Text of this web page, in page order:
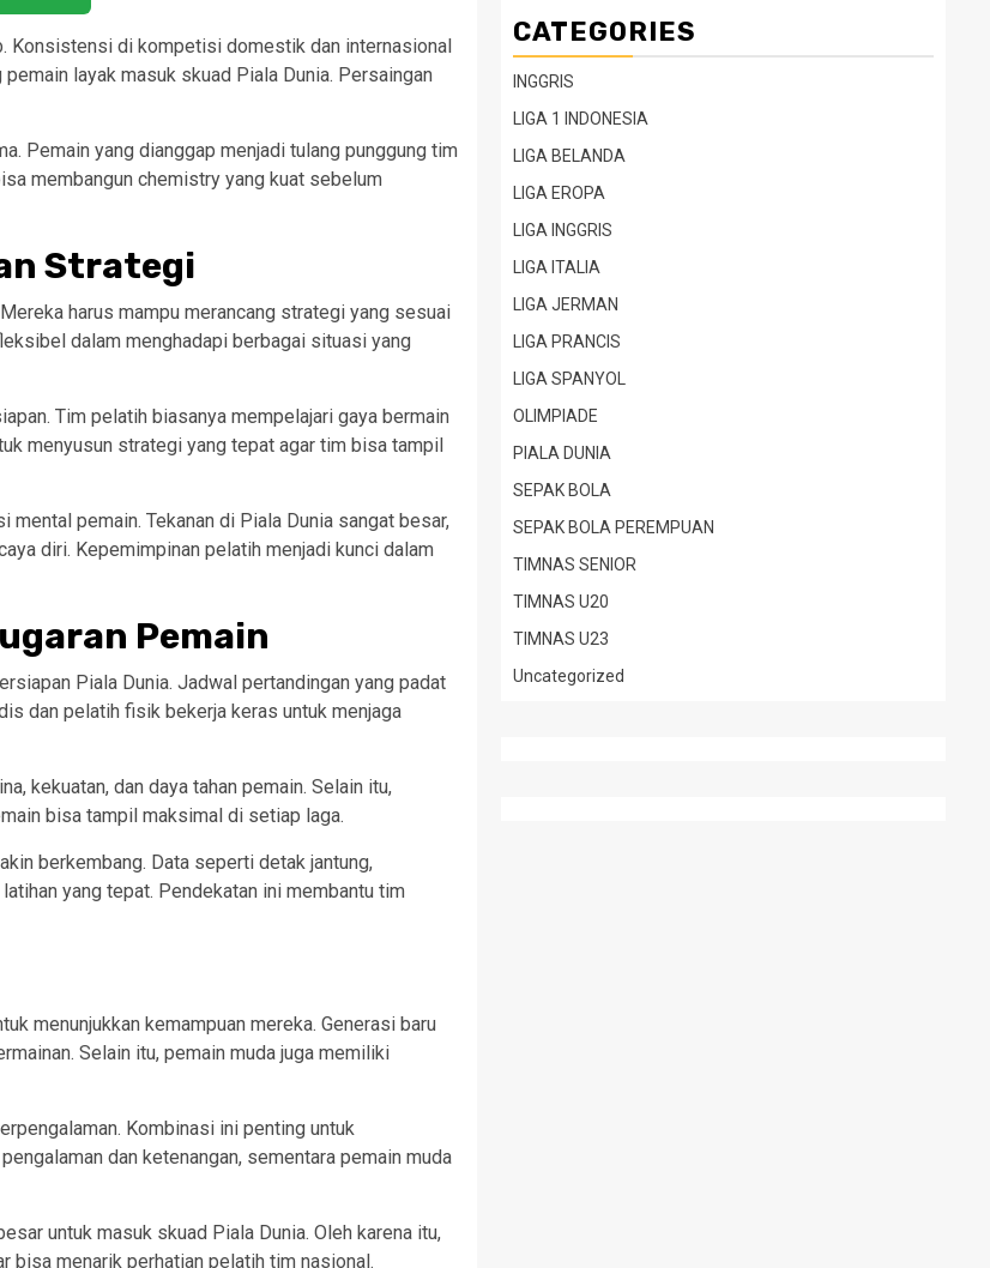
Konsistensi di kompetisi domestik dan internasional
layak masuk skuad Piala Dunia. Persaingan
Pemain yang dianggap menjadi tulang punggung tim
membangun chemistry yang kuat sebelum
Strategi
harus mampu merancang strategi yang sesuai
dalam menghadapi berbagai situasi yang
Tim pelatih biasanya mempelajari gaya bermain
menyusun strategi yang tepat agar tim bisa tampil
pemain. Tekanan di Piala Dunia sangat besar,
diri. Kepemimpinan pelatih menjadi kunci dalam
Pemain
Piala Dunia. Jadwal pertandingan yang padat
dan pelatih fisik bekerja keras untuk menjaga
kekuatan, dan daya tahan pemain. Selain itu,
bisa tampil maksimal di setiap laga.
berkembang. Data seperti detak jantung,
yang tepat. Pendekatan ini membantu tim
menunjukkan kemampuan mereka. Generasi baru
Selain itu, pemain muda juga memiliki
Kombinasi ini penting untuk
dan ketenangan, sementara pemain muda
untuk masuk skuad Piala Dunia. Oleh karena itu,
bisa menarik perhatian pelatih tim nasional.
CATEGORIES
INGGRIS
LIGA 1 INDONESIA
LIGA BELANDA
LIGA EROPA
LIGA INGGRIS
LIGA ITALIA
LIGA JERMAN
LIGA PRANCIS
LIGA SPANYOL
OLIMPIADE
PIALA DUNIA
SEPAK BOLA
SEPAK BOLA PEREMPUAN
TIMNAS SENIOR
TIMNAS U20
TIMNAS U23
Uncategorized